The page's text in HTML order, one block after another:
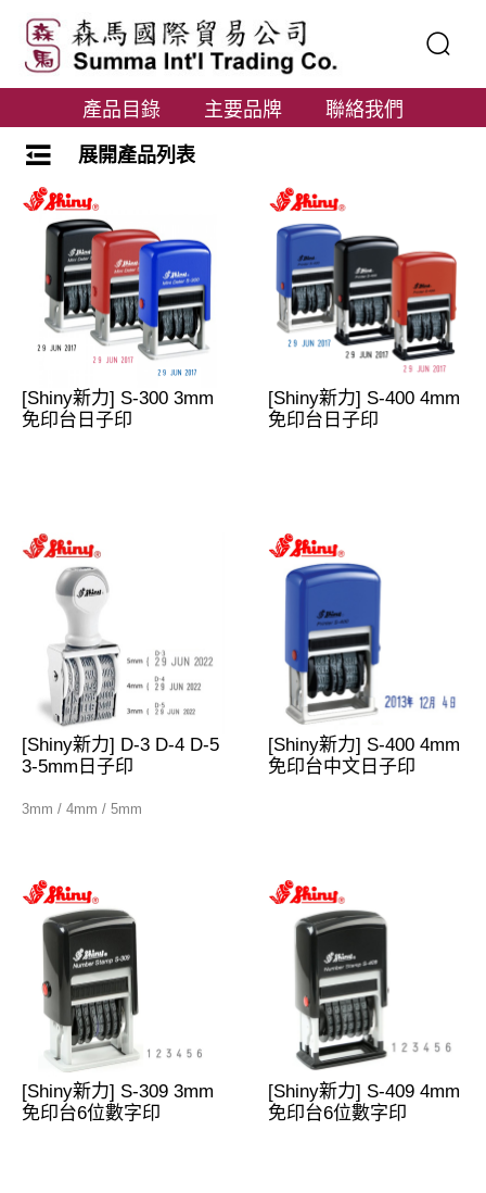
產品目錄 主要品牌 聯絡我們
展開產品列表
[Shiny新力] S-300 3mm
免印台日子印
[Shiny新力] S-400 4mm
免印台日子印
[Shiny新力] D-3 D-4 D-5
3-5mm日子印
3mm / 4mm / 5mm
[Shiny新力] S-400 4mm
免印台中文日子印
[Shiny新力] S-309 3mm
免印台6位數字印
[Shiny新力] S-409 4mm
免印台6位數字印